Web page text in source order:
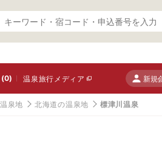
(0) 温泉旅行メディア 新規
泉地 北海道の温泉地 標津川温泉